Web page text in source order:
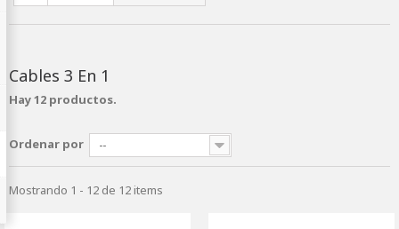
Cables 3 En 1
Hay 12 productos.
Ordenar por --
Mostrando 1 - 12 de 12 items